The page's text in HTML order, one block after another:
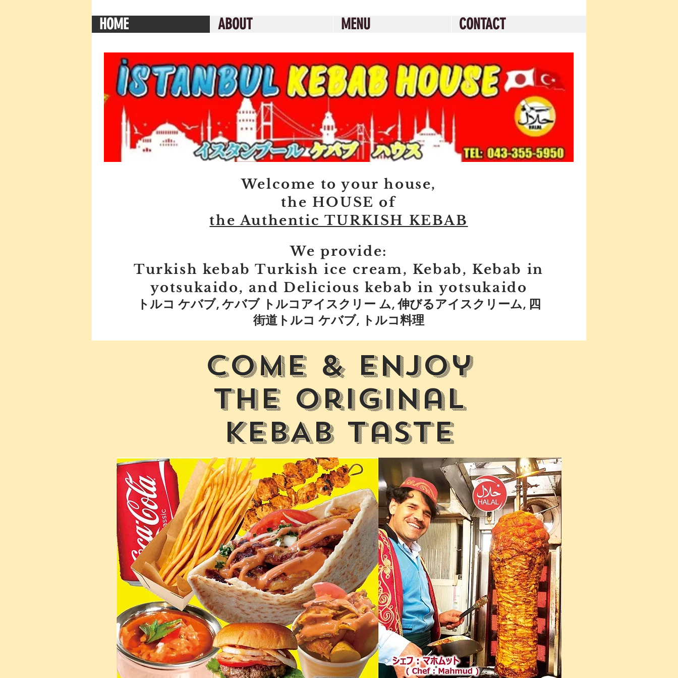
HOME ABOUT MENU CONTACT
Welcome to your house,
the HOUSE of
the Authentic TURKISH KEBAB
We provide:
Turkish kebab Turkish ice cream, Kebab, Kebab in
yotsukaido, and Delicious kebab in yotsukaido
トルコ ケバブ, ケバブ トルコアイスクリー ム, 伸びるアイスクリーム, 四
街道トルコ ケバブ, トルコ料理
Come & Enjoy
the original
KEBAB taste